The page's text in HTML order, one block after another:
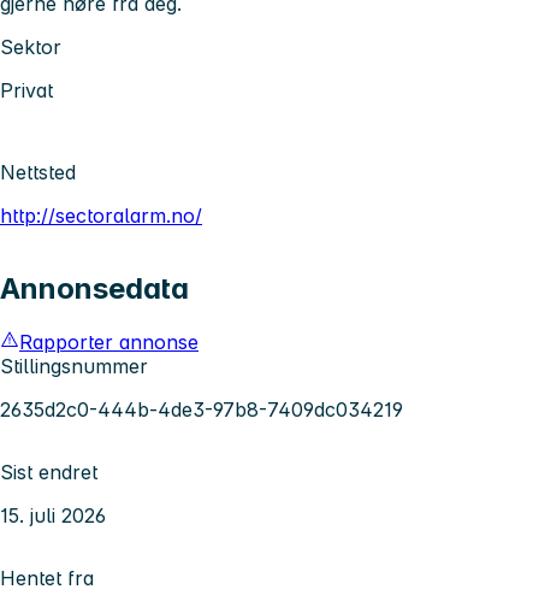
Sektor
Privat
Nettsted
http://sectoralarm.no/
Annonsedata
Rapporter annonse
Stillingsnummer
2635d2c0-444b-4de3-97b8-7409dc034219
Sist endret
15. juli 2026
Hentet fra